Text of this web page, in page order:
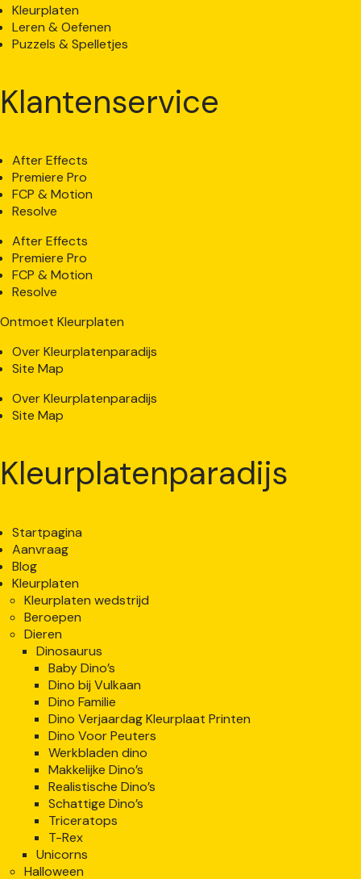
Kleurplaten
Leren & Oefenen
Puzzels & Spelletjes
Klantenservice
After Effects
Premiere Pro
FCP & Motion
Resolve
After Effects
Premiere Pro
FCP & Motion
Resolve
Ontmoet Kleurplaten
Over Kleurplatenparadijs
Site Map
Over Kleurplatenparadijs
Site Map
Kleurplatenparadijs
Startpagina
Aanvraag
Blog
Kleurplaten
Kleurplaten wedstrijd
Beroepen
Dieren
Dinosaurus
Baby Dino’s
Dino bij Vulkaan
Dino Familie
Dino Verjaardag Kleurplaat Printen
Dino Voor Peuters
Werkbladen dino
Makkelijke Dino’s
Realistische Dino’s
Schattige Dino’s
Triceratops
T-Rex
Unicorns
Halloween